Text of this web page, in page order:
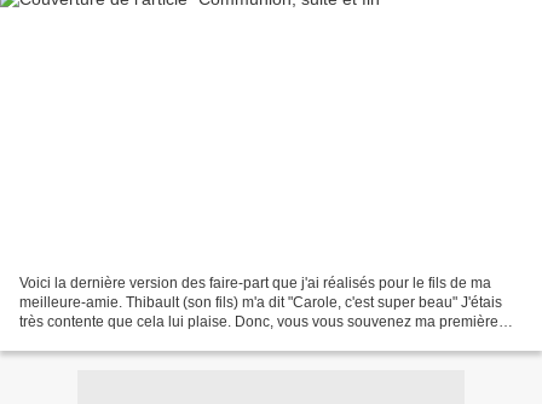
Voici la dernière version des faire-part que j'ai réalisés pour le fils de ma
meilleure-amie. Thibault (son fils) m'a dit "Carole, c'est super beau" J'étais
très contente que cela lui plaise. Donc, vous vous souvenez ma première